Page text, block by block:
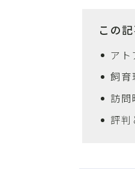
この
ア
飼育
訪
評